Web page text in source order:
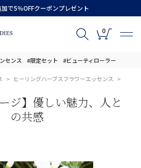
で5％OFFクーポンプレゼント
0
センス #限定セット #ビューティローラー
ヒーリングハーブスフラワーエッセンス
ジ】優しい魅力、人と
の共感